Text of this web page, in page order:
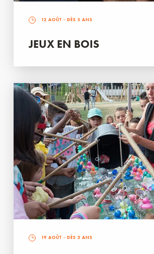
12 AOÛT - DÈS 5 ANS
JEUX EN BOIS
19 AOÛT - DÈS 3 ANS